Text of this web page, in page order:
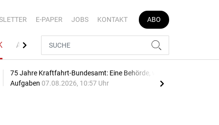
E-PAPER JOBS KONTAKT ABO
AUTOJOB
75 Jahre Kraftfahrt-Bundesamt: Eine Behörde, viele
Aufgaben 07.08.2026, 10:57 Uhr